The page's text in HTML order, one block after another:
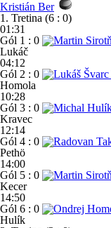
Kristián Ber
1. Tretina (6 : 0)
01:31
Gól 1 : 0
Lukáč
04:12
Gól 2 : 0
Homola
10:28
Gól 3 : 0
Kravec
12:14
Gól 4 : 0
Pethö
14:00
Gól 5 : 0
Kecer
14:50
Gól 6 : 0
Hulík